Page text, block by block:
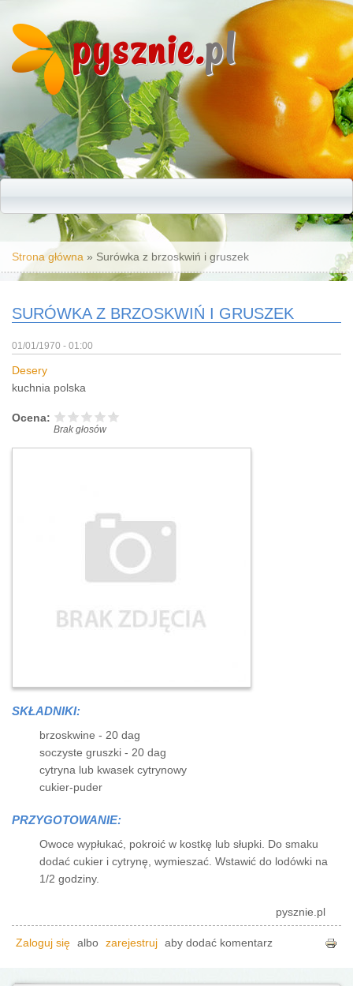
pysznie.pl
Jesteś tutaj
Strona główna » Surówka z brzoskwiń i gruszek
SURÓWKA Z BRZOSKWIŃ I GRUSZEK
01/01/1970 - 01:00
Desery
kuchnia polska
Ocena:
Brak głosów
SKŁADNIKI:
brzoskwine - 20 dag
soczyste gruszki - 20 dag
cytryna lub kwasek cytrynowy
cukier-puder
PRZYGOTOWANIE:
Owoce wypłukać, pokroić w kostkę lub słupki. Do smaku
dodać cukier i cytrynę, wymieszać. Wstawić do lodówki na
1/2 godziny.
pysznie.pl
Zaloguj się albo zarejestruj aby dodać komentarz